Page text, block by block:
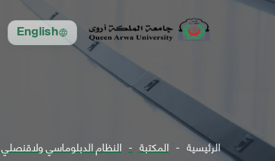
English
الرئيسية المكتبة النظام الدبلوماسي